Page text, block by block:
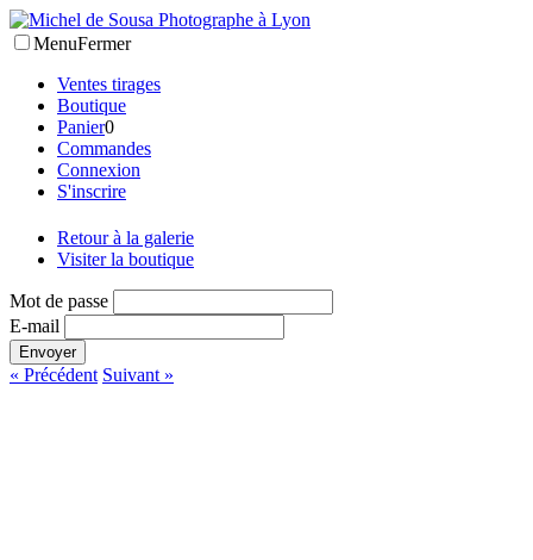
MenuFermer
Ventes tirages
Boutique
Panier0
Commandes
Connexion
S'inscrire
Retour à la galerie
Visiter la boutique
Mot de passe
E-mail
Envoyer
« Précédent Suivant »